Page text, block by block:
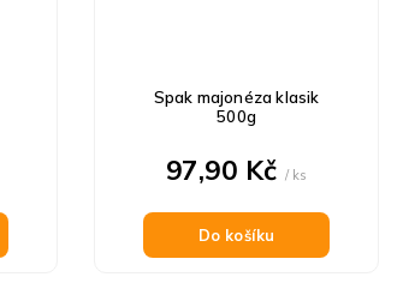
Spak majonéza klasik
500g
97,90 Kč/ ks
Do košíku